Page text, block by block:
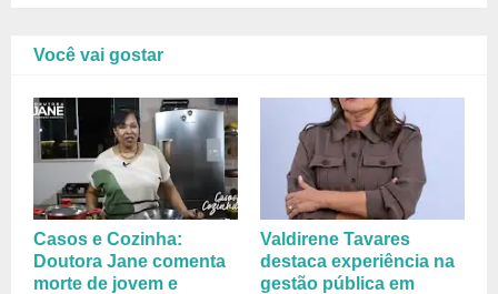
Você vai gostar
Casos e Cozinha:
Doutora Jane comenta
morte de jovem e
Valdirene Tavares
destaca experiência na
gestão pública em